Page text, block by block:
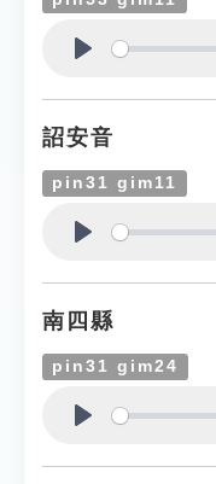
詔安音
pin31 gim11
南四縣
pin31 gim24